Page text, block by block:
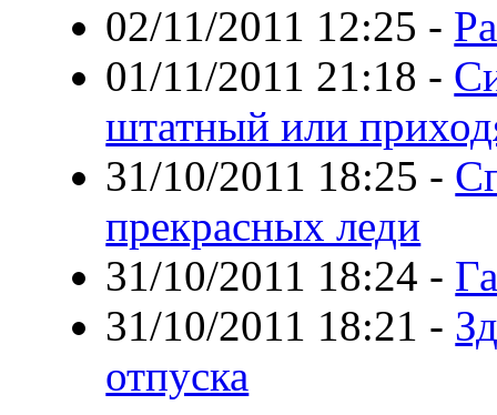
02/11/2011 12:25 -
01/11/2011 21:18 -
штатный или
31/10/2011 18:25 -
прекрасных леди
31/10/2011 18:24 -
31/10/2011 18:21 -
отпуска